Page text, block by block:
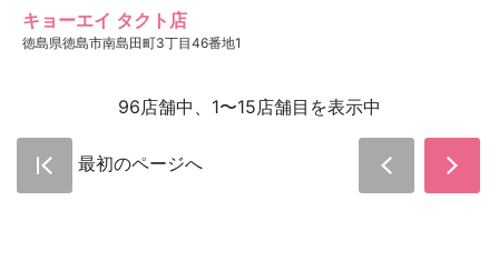
キョーエイ タクト店
徳島県徳島市南島田町3丁目46番地1
96店舗中、1〜15店舗目を表示中
最初のページへ